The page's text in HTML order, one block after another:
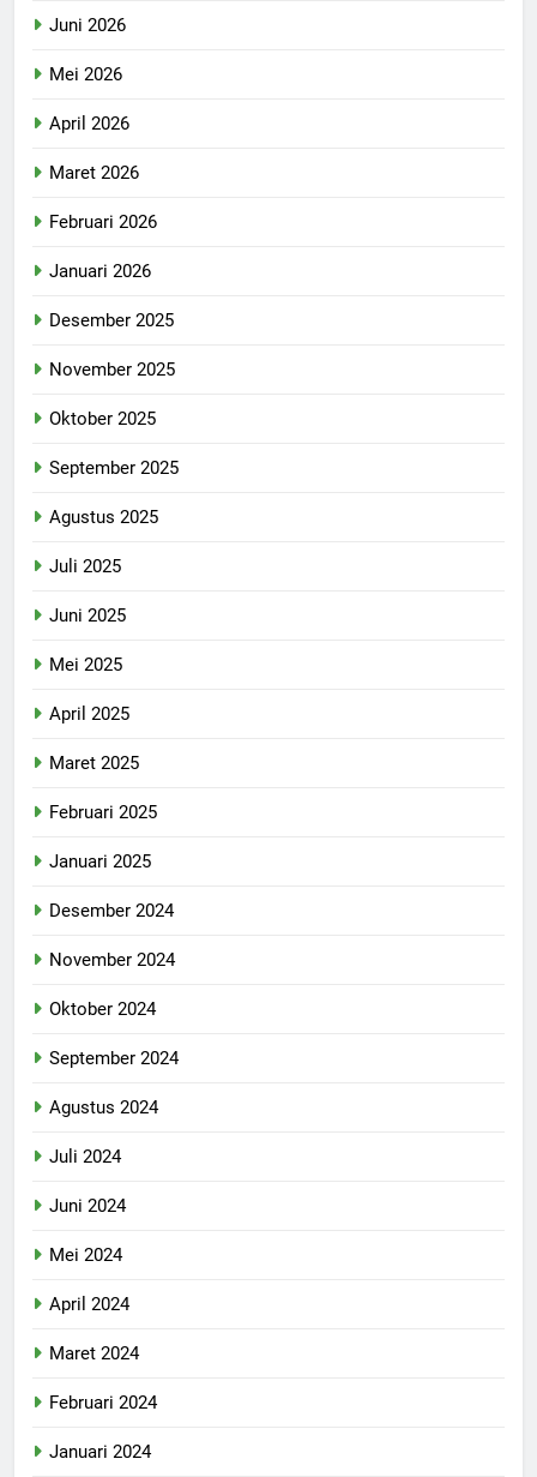
Juni 2026
Mei 2026
April 2026
Maret 2026
Februari 2026
Januari 2026
Desember 2025
November 2025
Oktober 2025
September 2025
Agustus 2025
Juli 2025
Juni 2025
Mei 2025
April 2025
Maret 2025
Februari 2025
Januari 2025
Desember 2024
November 2024
Oktober 2024
September 2024
Agustus 2024
Juli 2024
Juni 2024
Mei 2024
April 2024
Maret 2024
Februari 2024
Januari 2024